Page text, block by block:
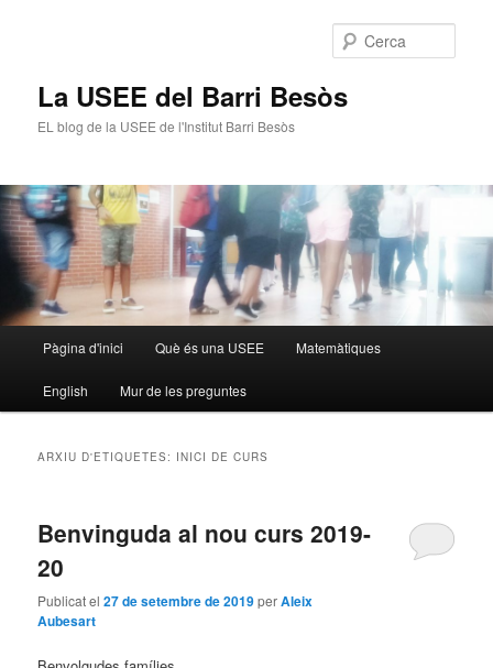
La USEE del Barri Besòs
EL blog de la USEE de l'Institut Barri Besòs
Aneu
al
Aneu
al
Pàgina d'inici Què és una USEE Matemàtiques
English Mur de les preguntes
ARXIU D'ETIQUETES: INICI DE CURS
Benvinguda al nou curs 2019-
20
Publicat el27 de setembre de 2019perAleix
Aubesart